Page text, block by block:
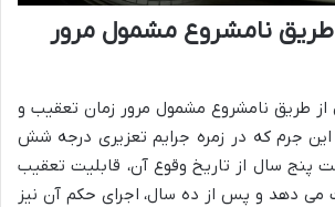
نامشروع مشمول مرور
از طریق نامشروع مشمول مرور زمان تعقیب و
جرم که در زمره جرایم تعزیری درجه شش
پنج سال از تاریخ وقوع آن، قابلیت تعقیب
می دهد و پس از ده سال، اجرای حکم آن نیز